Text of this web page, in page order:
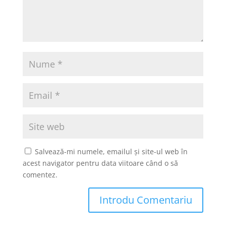
Salvează-mi numele, emailul și site-ul web în
acest navigator pentru data viitoare când o să
comentez.